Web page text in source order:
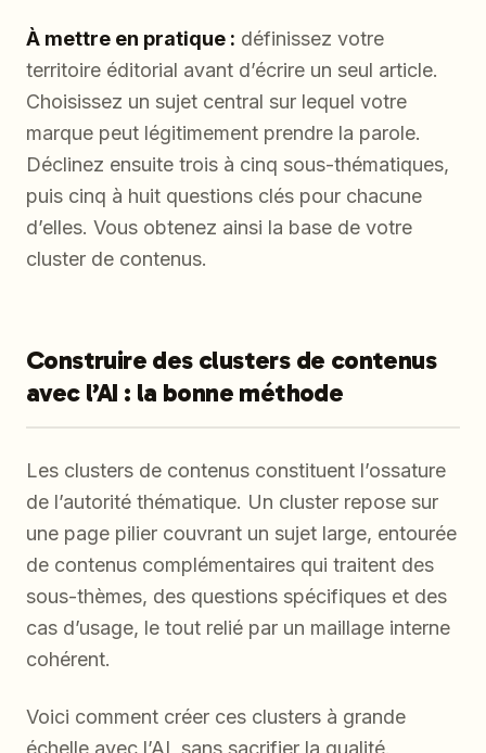
À mettre en pratique : définissez votre
territoire éditorial avant d’écrire un seul article.
Choisissez un sujet central sur lequel votre
marque peut légitimement prendre la parole.
Déclinez ensuite trois à cinq sous-thématiques,
puis cinq à huit questions clés pour chacune
d’elles. Vous obtenez ainsi la base de votre
cluster de contenus.
Construire des clusters de contenus
avec l’AI : la bonne méthode
Les clusters de contenus constituent l’ossature
de l’autorité thématique. Un cluster repose sur
une page pilier couvrant un sujet large, entourée
de contenus complémentaires qui traitent des
sous-thèmes, des questions spécifiques et des
cas d’usage, le tout relié par un maillage interne
cohérent.
Voici comment créer ces clusters à grande
échelle avec l’AI, sans sacrifier la qualité.